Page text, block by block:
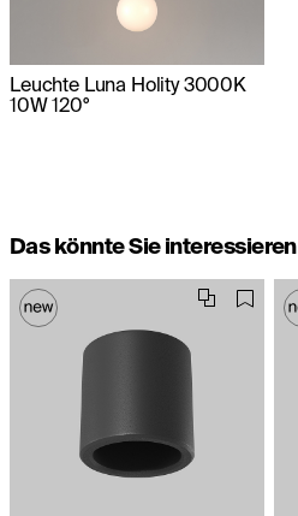
Leuchte Luna Holity 3000K
10W 120°
Das könnte Sie interessieren